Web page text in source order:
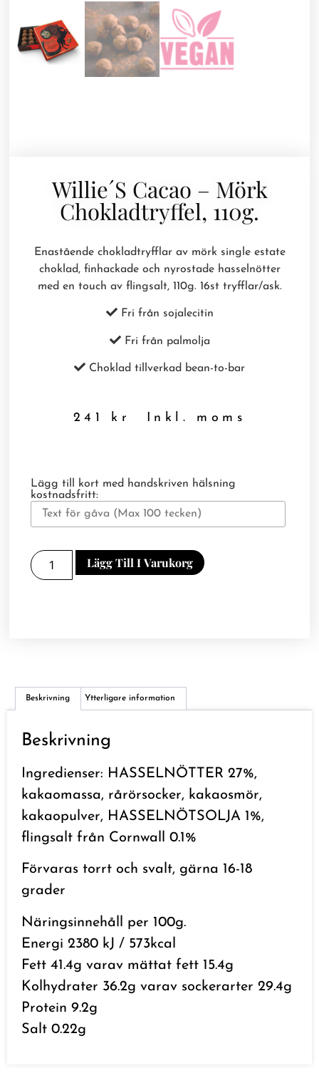
Willie´s Cacao – Mörk
Chokladtryffel, 110g.
Enastående chokladtryfflar av mörk single estate
choklad, finhackade och nyrostade hasselnötter
med en touch av flingsalt, 110g. 16st tryfflar/ask.
Fri från sojalecitin
Fri från palmolja
Choklad tillverkad bean-to-bar
241 kr Inkl. moms
Lägg till kort med handskriven hälsning
kostnadsfritt:
Lägg Till I Varukorg
Beskrivning Ytterligare information
Beskrivning
Ingredienser: HASSELNÖTTER 27%,
kakaomassa, rårörsocker, kakaosmör,
kakaopulver, HASSELNÖTSOLJA 1%,
flingsalt från Cornwall 0.1%
Förvaras torrt och svalt, gärna 16-18
grader
Näringsinnehåll per 100g.
Energi 2380 kJ / 573kcal
Fett 41.4g varav mättat fett 15.4g
Kolhydrater 36.2g varav sockerarter 29.4g
Protein 9.2g
Salt 0.22g